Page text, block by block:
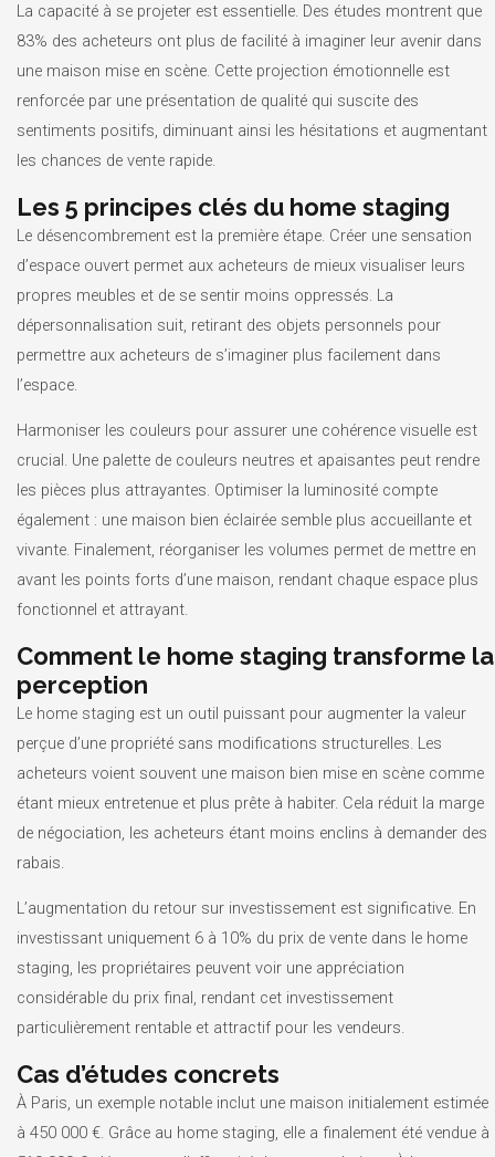
La capacité à se projeter est essentielle. Des études montrent que
83% des acheteurs ont plus de facilité à imaginer leur avenir dans
une maison mise en scène. Cette projection émotionnelle est
renforcée par une présentation de qualité qui suscite des
sentiments positifs, diminuant ainsi les hésitations et augmentant
les chances de vente rapide.
Les 5 principes clés du home staging
Le désencombrement est la première étape. Créer une sensation
d’espace ouvert permet aux acheteurs de mieux visualiser leurs
propres meubles et de se sentir moins oppressés. La
dépersonnalisation suit, retirant des objets personnels pour
permettre aux acheteurs de s’imaginer plus facilement dans
l’espace.
Harmoniser les couleurs pour assurer une cohérence visuelle est
crucial. Une palette de couleurs neutres et apaisantes peut rendre
les pièces plus attrayantes. Optimiser la luminosité compte
également : une maison bien éclairée semble plus accueillante et
vivante. Finalement, réorganiser les volumes permet de mettre en
avant les points forts d’une maison, rendant chaque espace plus
fonctionnel et attrayant.
Comment le home staging transforme la
perception
Le home staging est un outil puissant pour augmenter la valeur
perçue d’une propriété sans modifications structurelles. Les
acheteurs voient souvent une maison bien mise en scène comme
étant mieux entretenue et plus prête à habiter. Cela réduit la marge
de négociation, les acheteurs étant moins enclins à demander des
rabais.
L’augmentation du retour sur investissement est significative. En
investissant uniquement 6 à 10% du prix de vente dans le home
staging, les propriétaires peuvent voir une appréciation
considérable du prix final, rendant cet investissement
particulièrement rentable et attractif pour les vendeurs.
Cas d’études concrets
À Paris, un exemple notable inclut une maison initialement estimée
à 450 000 €. Grâce au home staging, elle a finalement été vendue à